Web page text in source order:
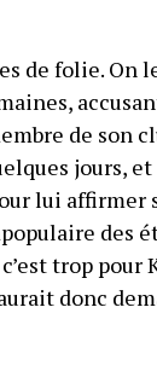
de folie.
de son
jours,
lui affirmer
des
trop
donc